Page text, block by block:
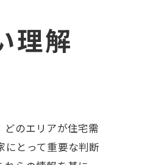
理解
のエリアが住宅需
にとって重要な判断